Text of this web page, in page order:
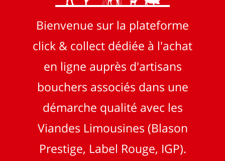
Bienvenue sur la plateforme
click & collect dédiée à l'achat
en ligne auprès d'artisans
bouchers associés dans une
démarche qualité avec les
Viandes Limousines (Blason
Prestige, Label Rouge, IGP).